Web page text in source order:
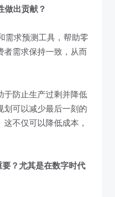
做出贡献？
需求预测工具，帮助零
者需求保持一致，从而
于防止生产过剩并降低
划可以减少最后一刻的
不仅可以降低成本，
？尤其是在数字时代